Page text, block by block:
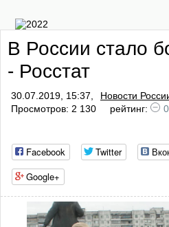
В России стало
- Росстат
30.07.2019, 15:37, Новости
Просмотров: 2 130
рейтинг: 0
Facebook Twitter
Google+